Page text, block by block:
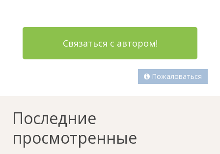
Связаться с автором!
Пожаловаться
Последние
просмотренные